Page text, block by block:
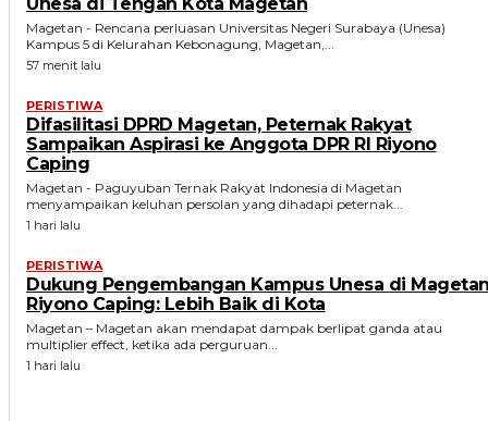
Unesa di Tengah Kota Magetan
Magetan - Rencana perluasan Universitas Negeri Surabaya (Unesa)
Kampus 5 di Kelurahan Kebonagung, Magetan,...
57 menit lalu
PERISTIWA
Difasilitasi DPRD Magetan, Peternak Rakyat
Sampaikan Aspirasi ke Anggota DPR RI Riyono
Caping
Magetan - Paguyuban Ternak Rakyat Indonesia di Magetan
menyampaikan keluhan persolan yang dihadapi peternak...
1 hari lalu
PERISTIWA
Dukung Pengembangan Kampus Unesa di
Riyono Caping: Lebih Baik di Kota
Magetan – Magetan akan mendapat dampak berlipat ganda atau
multiplier effect, ketika ada perguruan...
1 hari lalu